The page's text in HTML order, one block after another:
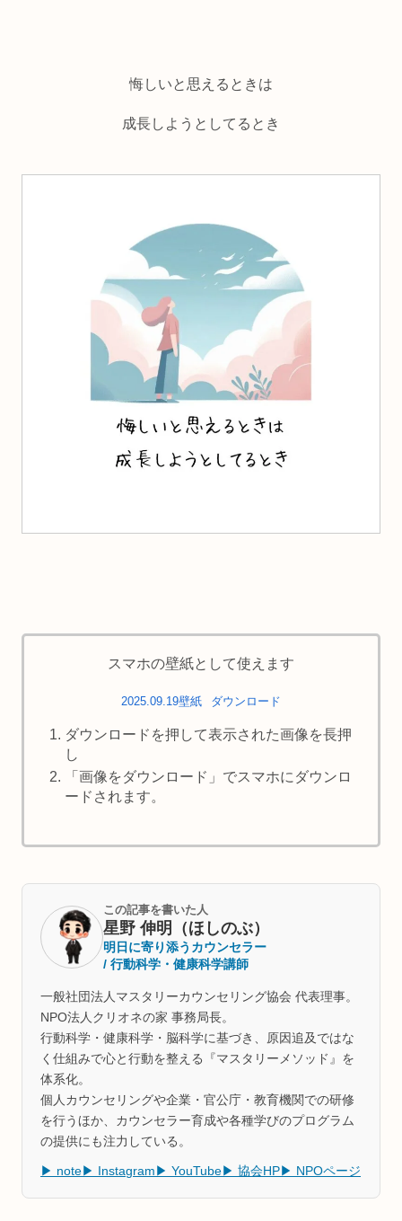
悔しいと思えるときは
成長しようとしてるとき
スマホの壁紙として使えます
2025.09.19壁紙 ダウンロード
ダウンロードを押して表示された画像を長押
し
「画像をダウンロード」でスマホにダウンロ
ードされます。
この記事を書いた人
星野 伸明（ほしのぶ）
明日に寄り添うカウンセラー
/ 行動科学・健康科学講師
一般社団法人マスタリーカウンセリング協会 代表理事。
NPO法人クリオネの家 事務局長。
行動科学・健康科学・脳科学に基づき、原因追及ではな
く仕組みで心と行動を整える『マスタリーメソッド』を
体系化。
個人カウンセリングや企業・官公庁・教育機関での研修
を行うほか、カウンセラー育成や各種学びのプログラム
の提供にも注力している。
▶ note▶ Instagram ▶ YouTube▶ 協会HP▶ NPOページ